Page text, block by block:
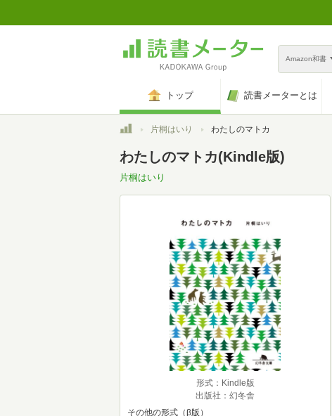
Amazon和書
トップ 読書メーターとは
トップ片桐はいり わたしのマトカ
わたしのマトカ(Kindle版)
片桐はいり
形式：Kindle版
出版社：幻冬舎
その他の形式（β版）